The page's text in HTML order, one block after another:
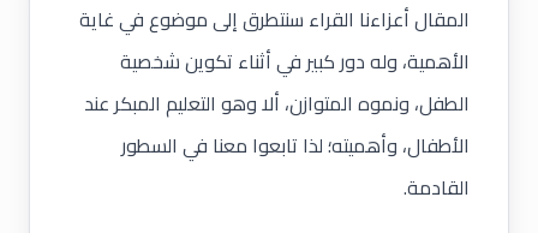
المقال أعزاءنا القراء سنتطرق إلى موضوع في غاية
الأهمية، وله دور كبير في أثناء تكوين شخصية
الطفل، ونموه المتوازن، ألا وهو التعليم المبكر عند
الأطفال، وأهميته؛ لذا تابعوا معنا في السطور
القادمة.